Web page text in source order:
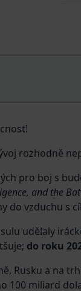
rozhodně
pro boj s
and the
do vzduchu s
udělaly
do roku
Rusku a na
100 miliard